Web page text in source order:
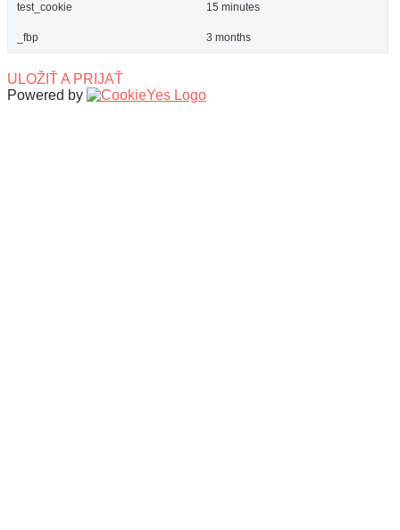
test_cookie 15 minutes
_fbp 3 months
ULOŽIŤ A PRIJAŤ
Powered by